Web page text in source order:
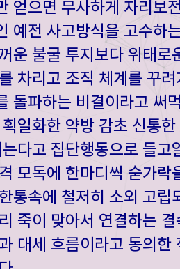
얻으면 무사하게 자리
예전 사고방식을 고수하
운 불굴 투지보다 위태
차리고 조직 체계를 꾸
돌파하는 비결이라고
일화한 약방 감초 신통
다고 집단행동으로 들
모독에 한마디씩 숟가
통속에 철저히 소외 고
죽이 맞아서 연결하는
대세 흐름이라고 동의